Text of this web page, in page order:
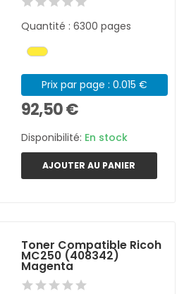
Quantité : 6300 pages
Prix par page : 0.015 €
92,50 €
Disponibilité: En stock
AJOUTER AU PANIER
Toner Compatible Ricoh
MC250 (408342)
Magenta